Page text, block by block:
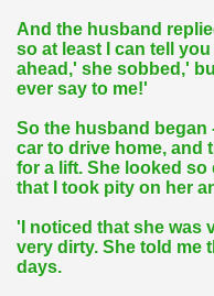
And the husband
so at least I can tell
ahead,' she sobbed,'
ever say to me!'
So the husband began
car to drive home, and
for a lift. She looked
that I took pity on her
'I noticed that she was
very dirty. She told me
days.